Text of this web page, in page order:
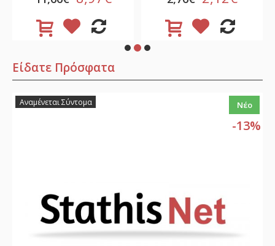
Είδατε Πρόσφατα
Νέο
-13%
Αναμένεται Σύντομα